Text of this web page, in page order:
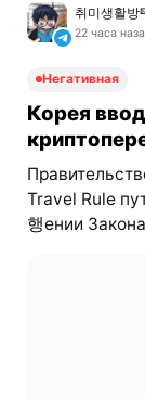
취미생활방
22 часа
Негативная
Корея
Travel Rule
행ении